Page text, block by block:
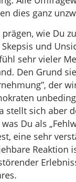
dies ganz
wie Du
und
sehr vieler
Den Grund
der
stellt sich aber
Du als
eine sehr
Reaktion